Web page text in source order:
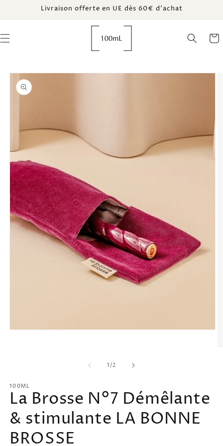
au
Livraison offerte en UE dès 60€ d’achat
Passer aux
informations
produits
modale
1/de
2
100ML
La Brosse N°7 Démêlante
& stimulante LA BONNE
BROSSE